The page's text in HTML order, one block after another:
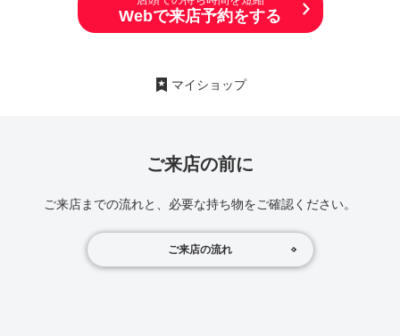
Webで来店予約をする
マイショップ
ご来店の前に
ご来店までの流れと、必要な持ち物をご確認ください。
ご来店の流れ